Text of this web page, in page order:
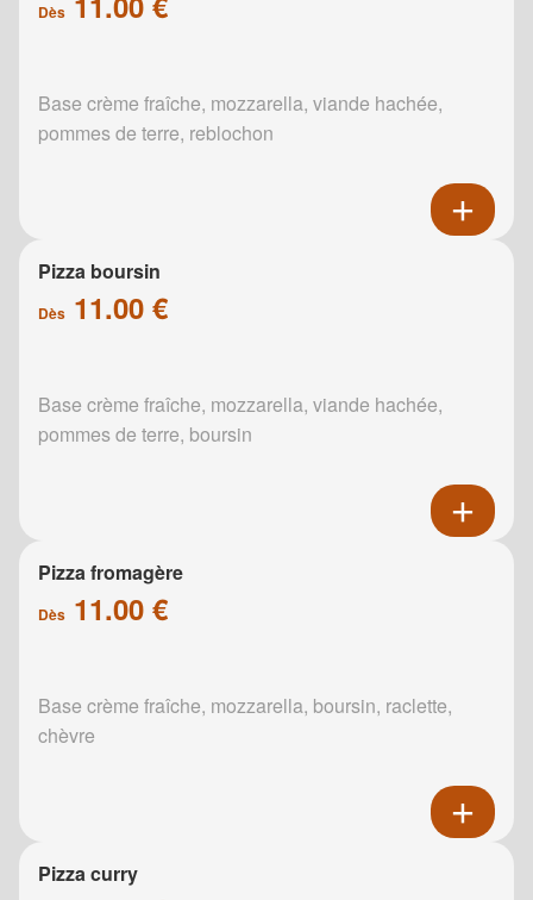
Dès
Base crème fraîche, mozzarella, viande hachée,
pommes de terre, reblochon
Pizza boursin
Dès 11.00 €
Base crème fraîche, mozzarella, viande hachée,
pommes de terre, boursin
Pizza fromagère
Dès 11.00 €
Base crème fraîche, mozzarella, boursin, raclette,
chèvre
Pizza curry